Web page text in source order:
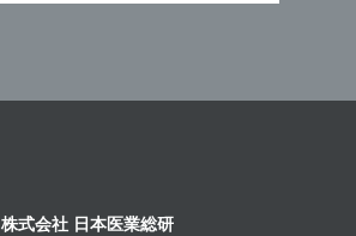
株式会社 日本医業総研